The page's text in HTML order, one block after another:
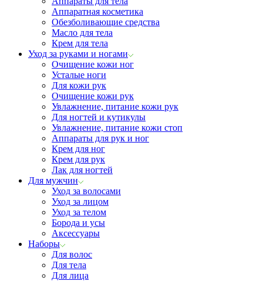
Аппаратная косметика
Обезболивающие средства
Масло для тела
Крем для тела
Уход за руками и ногами
Очищение кожи ног
Усталые ноги
Для кожи рук
Очищение кожи рук
Увлажнение, питание кожи рук
Для ногтей и кутикулы
Увлажнение, питание кожи стоп
Аппараты для рук и ног
Крем для ног
Крем для рук
Лак для ногтей
Для мужчин
Уход за волосами
Уход за лицом
Уход за телом
Борода и усы
Аксессуары
Наборы
Для волос
Для тела
Для лица